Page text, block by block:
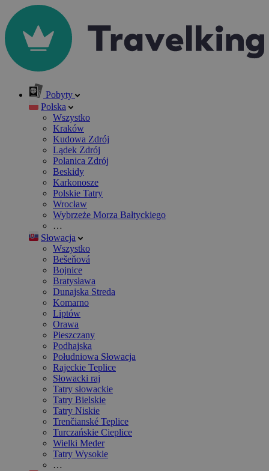
Pobyty
Polska
Wszystko
Kraków
Kudowa Zdrój
Lądek Zdrój
Polanica Zdrój
Beskidy
Karkonosze
Polskie Tatry
Wrocław
Wybrzeże Morza Bałtyckiego
…
Słowacja
Wszystko
Bešeňová
Bojnice
Bratysława
Dunajska Streda
Komarno
Liptów
Orawa
Pieszczany
Podhajska
Południowa Słowacja
Rajeckie Teplice
Słowacki raj
Tatry słowackie
Tatry Bielskie
Tatry Niskie
Trenčianské Teplice
Turczańskie Cieplice
Wielki Meder
Tatry Wysokie
…